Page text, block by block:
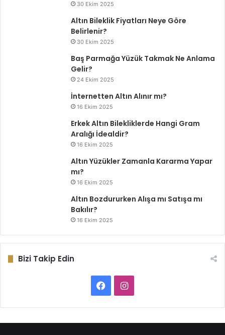
30 Ekim 2025
Altın Bileklik Fiyatları Neye Göre
Belirlenir?
30 Ekim 2025
Baş Parmağa Yüzük Takmak Ne Anlama
Gelir?
24 Ekim 2025
İnternetten Altın Alınır mı?
16 Ekim 2025
Erkek Altın Bilekliklerde Hangi Gram
Aralığı İdealdir?
16 Ekim 2025
Altın Yüzükler Zamanla Kararma Yapar
mı?
16 Ekim 2025
Altın Bozdururken Alışa mı Satışa mı
Bakılır?
16 Ekim 2025
Bizi Takip Edin
FacebookInstagram